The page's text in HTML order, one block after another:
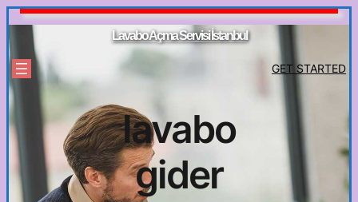
İçeriğe
Lavabo Açma Servisi İstanbul
GET STARTED
lavabo
gider